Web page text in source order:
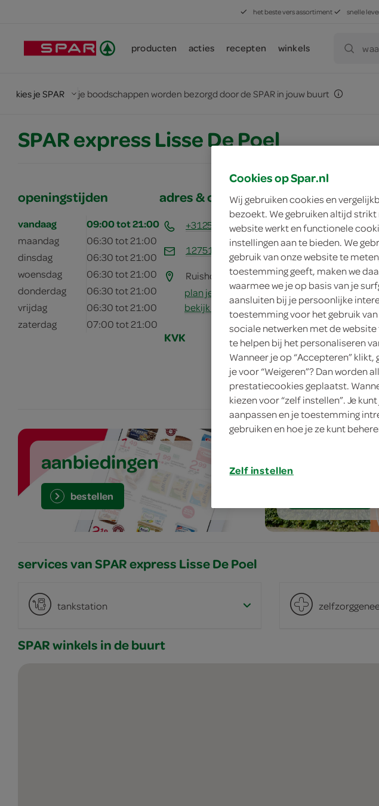
het beste vers assortiment snelle
producten acties recepten winkels
kies je SPAR je boodschappen worden bezorgd door de SPAR in jouw buurt
SPAR express Lisse De Poel
openingstijden
vandaag 09:00 tot 21:00
maandag
06:30 tot 21:00
dinsdag
06:30 tot 21:00
woensdag
06:30 tot 21:00
donderdag
06:30 tot 21:00
vrijdag
06:30 tot 21:00
zaterdag
07:00 tot 21:00
adres & contactgegevens
+31252799805
12751@nl.eg.group
Ruishoornlaan 41
2162 VW Lisse
plan je route
bekijk meer vestigingen
KVK
aanbiedingen
bestellen
services van SPAR express Lisse De Poel
tankstation
SPAR winkels in de buurt
Cookies op Spar.nl
Wij gebruiken cookies en
bezoekt. We gebruiken altijd
website werkt en functionele
instellingen aan te bieden. We
gebruik van onze website te
toestemming geeft, maken we
waarmee we je op basis van je
aansluiten bij je persoonlijke
toestemming voor het gebruik
sociale netwerken met de
te helpen bij het personaliseren
Wanneer je op “Accepteren”
je voor “Weigeren”? Dan worden
prestatiecookies geplaatst.
kiezen voor “zelf instellen”. Je
aanpassen en je toestemming
gebruiken en hoe je ze kunt
Zelf instellen